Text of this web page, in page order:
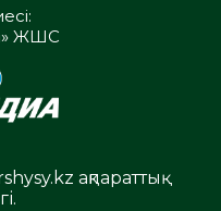
ЖШС
ақпараттық